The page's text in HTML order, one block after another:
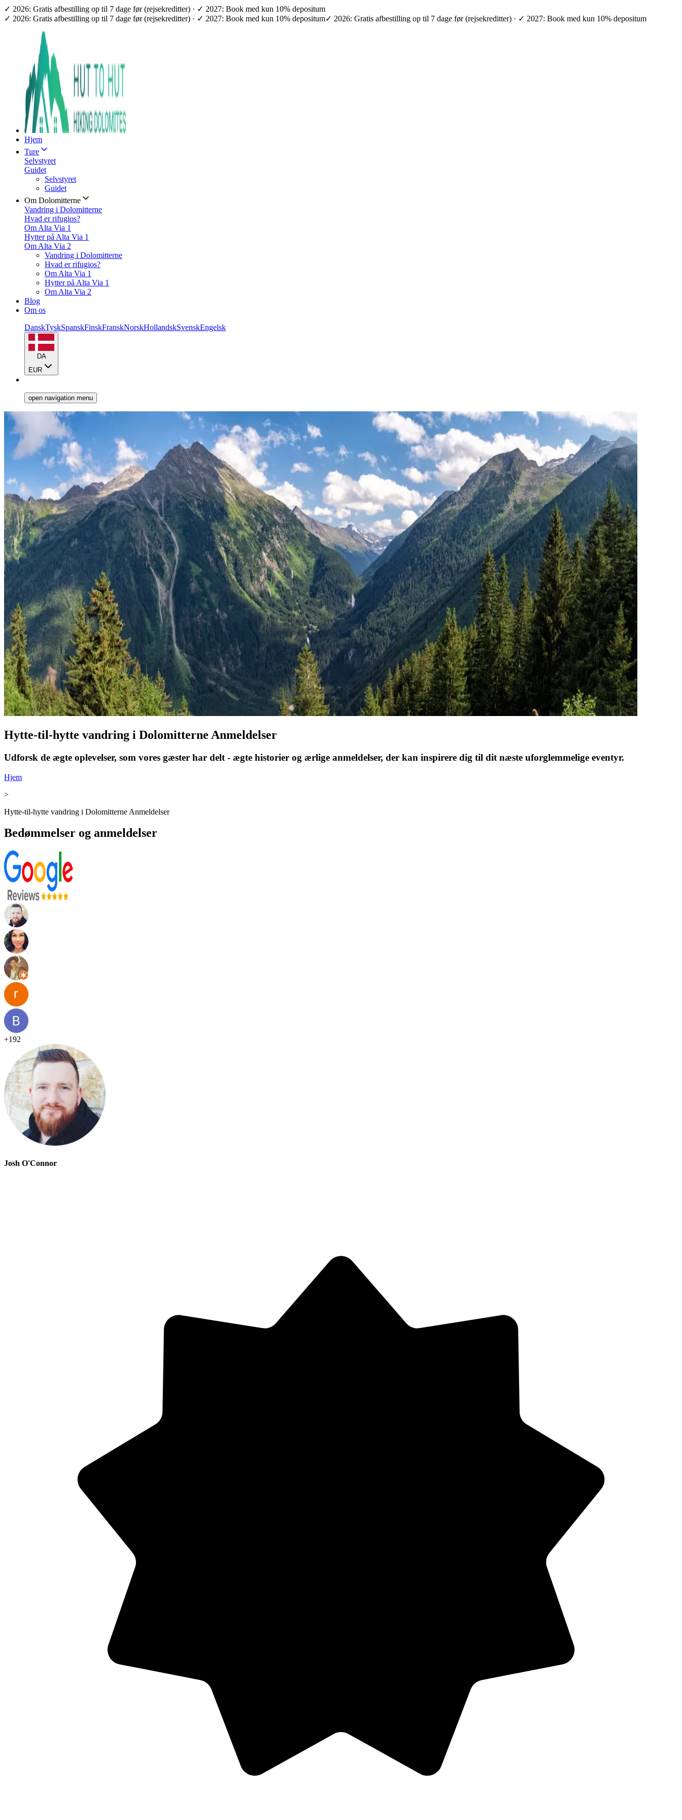
✓ 2026: Gratis afbestilling op til 7 dage før (rejsekreditter) · ✓ 2027: Book med kun 10% depositum
✓ 2026: Gratis afbestilling op til 7 dage før (rejsekreditter) · ✓ 2027: Book med kun 10% depositum✓ 2026: Gratis afbestilling op til 7 dage før (rejsekreditter) · ✓ 2027: Book med kun 10% depositum
Hjem
Ture
Selvstyret
Guidet
Selvstyret
Guidet
Om Dolomitterne
Vandring i Dolomitterne
Hvad er rifugios?
Om Alta Via 1
Hytter på Alta Via 1
Om Alta Via 2
Vandring i Dolomitterne
Hvad er rifugios?
Om Alta Via 1
Hytter på Alta Via 1
Om Alta Via 2
Blog
Om os
DanskTyskSpanskFinskFranskNorskHollandskSvenskEngelsk
DA
EUR
open navigation menu
Hytte-til-hytte vandring i Dolomitterne Anmeldelser
Udforsk de ægte oplevelser, som vores gæster har delt - ægte historier og ærlige anmeldelser, der kan inspirere dig til dit næste uforglemmelige eventyr.
Hjem
>
Hytte-til-hytte vandring i Dolomitterne Anmeldelser
Bedømmelser og anmeldelser
+192
Josh O'Connor